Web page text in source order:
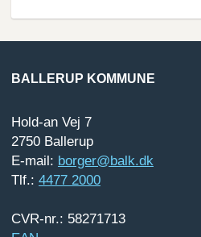
BALLERUP KOMMUNE
Hold-an Vej 7
2750 Ballerup
E-mail: borger@balk.dk
Tlf.: 4477 2000
CVR-nr.: 58271713